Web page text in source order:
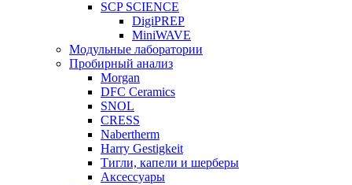
SCP SCIENCE
DigiPREP
MiniWAVE
Модульные лаборатории
Пробирный анализ
Morgan
DFC Ceramics
SNOL
CRESS
Nabertherm
Harry Gestigkeit
Тигли, капели и шерберы
Аксессуары